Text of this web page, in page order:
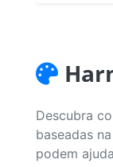
Descubra
baseadas
podem